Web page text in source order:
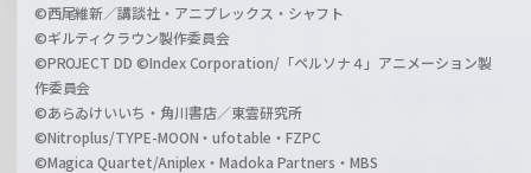
©西尾維新／講談社・アニプレックス・シャフト
©ギルティクラウン製作委員会
©PROJECT DD ©Index Corporation/「ペルソナ４」アニメーション製
作委員会
©あらゐけいいち・角川書店／東雲研究所
©Nitroplus/TYPE-MOON・ufotable・FZPC
©Magica Quartet/Aniplex・Madoka Partners・MBS